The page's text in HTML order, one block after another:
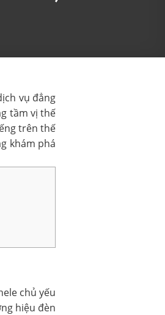
vụ đẳng
tầm vị thế
trên thế
khám phá
chủ yếu
hiệu đèn